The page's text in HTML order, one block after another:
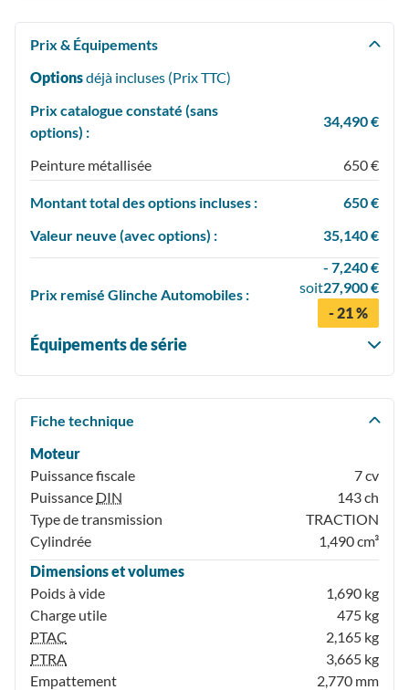
Prix & Équipements
Optionsdéjà incluses (PrixTTC)
Prix catalogue constaté (sans
options) :
34,490 €
Peinture métallisée 650 €
Montant total des options incluses :
650 €
Valeur neuve (avec options) :
35,140 €
Prix remisé Glinche Automobiles :
- 7,240 €
soit27,900 €
- 21 %
Équipements de série
Fiche technique
Moteur
Puissance fiscale
7 cv
Puissance DIN
143 ch
Type de transmission
TRACTION
Cylindrée
1,490 cm³
Dimensions et volumes
Poids à vide
1,690 kg
Charge utile
475 kg
PTAC
2,165 kg
PTRA
3,665 kg
Empattement
2,770 mm